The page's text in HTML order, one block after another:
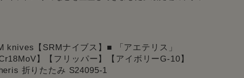
knives【SRMナイブス】■ 「アエテリス」
】【フリッパー】【アイボリーG-10】
折りたたみ S24095-1